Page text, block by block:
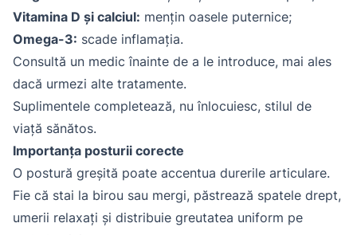
Vitamina D și calciul: mențin oasele puternice;
Omega-3: scade inflamația.
Consultă un medic înainte de a le introduce, mai ales
dacă urmezi alte tratamente.
Suplimentele completează, nu înlocuiesc, stilul de
viață sănătos.
Importanța posturii corecte
O postură greșită poate accentua durerile articulare.
Fie că stai la birou sau mergi, păstrează spatele drept,
umerii relaxați și distribuie greutatea uniform pe